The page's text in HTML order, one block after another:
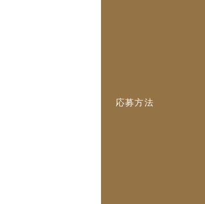
応募方法